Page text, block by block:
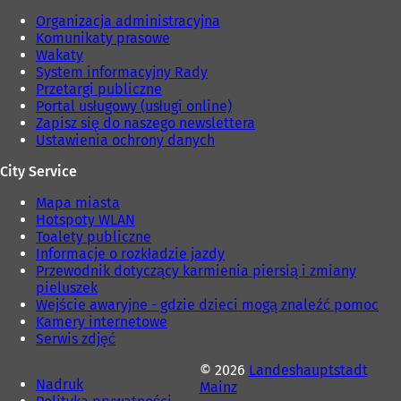
Organizacja administracyjna
Komunikaty prasowe
Wakaty
System informacyjny Rady
Przetargi publiczne
Portal usługowy (usługi online)
Zapisz się do naszego newslettera
Ustawienia ochrony danych
City Service
Mapa miasta
Hotspoty WLAN
Toalety publiczne
Informacje o rozkładzie jazdy
Przewodnik dotyczący karmienia piersią i zmiany
pieluszek
Wejście awaryjne - gdzie dzieci mogą znaleźć pomoc
Kamery internetowe
Serwis zdjęć
Nadruk
© 2026 Landeshauptstadt
Mainz